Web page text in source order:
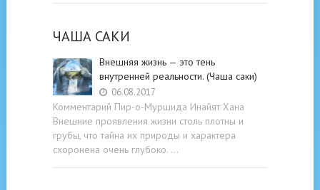
ЧАША САКИ
Внешняя жизнь — это тень
внутренней реальности. (Чаша саки)
06.08.2017
Комментарий Пир-о-Муршида Инайят Хана
Внешние проявления жизни столь плотны и
грубы, что тайна их природы и характера
схоронена очень глубоко. …